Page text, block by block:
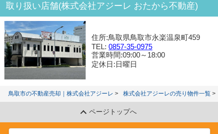
取り扱い店舗(株式会社アジーレ おたから不動産)
住所:鳥取県鳥取市永楽温泉町459
TEL:0857-35-0975
営業時間:09:00～18:00
定休日:日曜日
鳥取市の不動産売却｜株式会社アジーレ 株式会社アジーレの売り物件一覧
ページトップへ